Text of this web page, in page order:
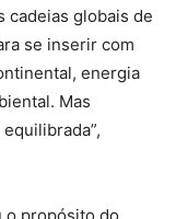
cadeias globais de
se inserir com
energia
Mas